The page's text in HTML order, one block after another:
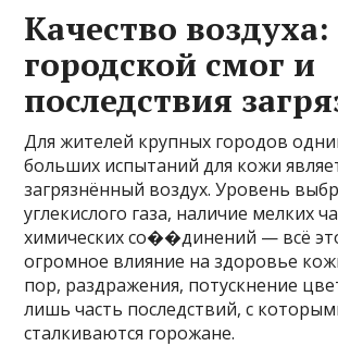
Качество воздуха:
городской смог и
последствия
Для жителей крупных городов
больших испытаний для кожи
загрязнённый воздух. Уровень
углекислого газа, наличие мелких
химических со��динений — всё
огромное влияние на здоровье
пор, раздражения, потускнение
лишь часть последствий, с
сталкиваются горожане.